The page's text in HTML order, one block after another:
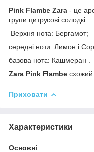
Pink Flambe Zara - це
групи цитрусові солодкі.
Верхня нота: Бергамот;
середні ноти: Лимон і
базова нота: Кашмеран .
Zara Pink Flambe
Приховати
Характеристики
Основні